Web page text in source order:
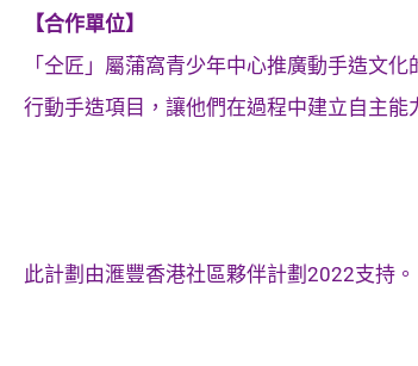
【合作單位】
「仝匠」屬蒲窩青少年中心推廣動手造文
行動手造項目，讓他們在過程中建立自主能
此計劃由滙豐香港社區夥伴計劃2022支持。